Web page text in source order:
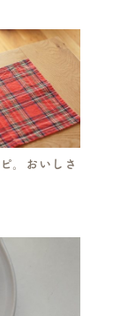
。おいしさ